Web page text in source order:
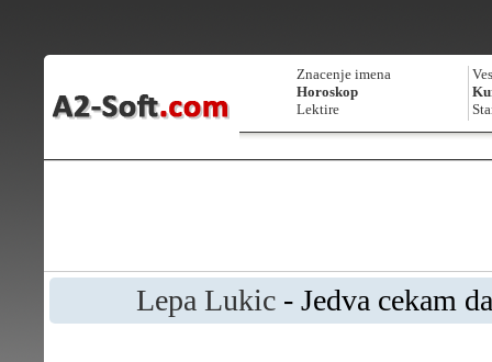
Znacenje imena
Horoskop
Lektire
Lepa Lukic - Jedva cekam